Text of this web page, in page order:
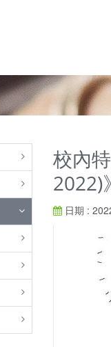
校內
2022)》
日期 :